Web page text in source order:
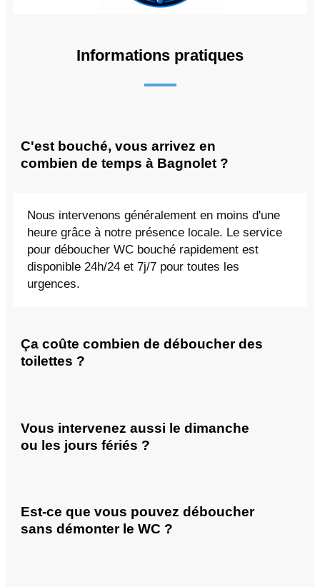
Informations pratiques
C'est bouché, vous arrivez en
combien de temps à Bagnolet ?
Nous intervenons généralement en moins d'une
heure grâce à notre présence locale. Le service
pour déboucher WC bouché rapidement est
disponible 24h/24 et 7j/7 pour toutes les
urgences.
Ça coûte combien de déboucher des
toilettes ?
Vous intervenez aussi le dimanche
ou les jours fériés ?
Est-ce que vous pouvez déboucher
sans démonter le WC ?